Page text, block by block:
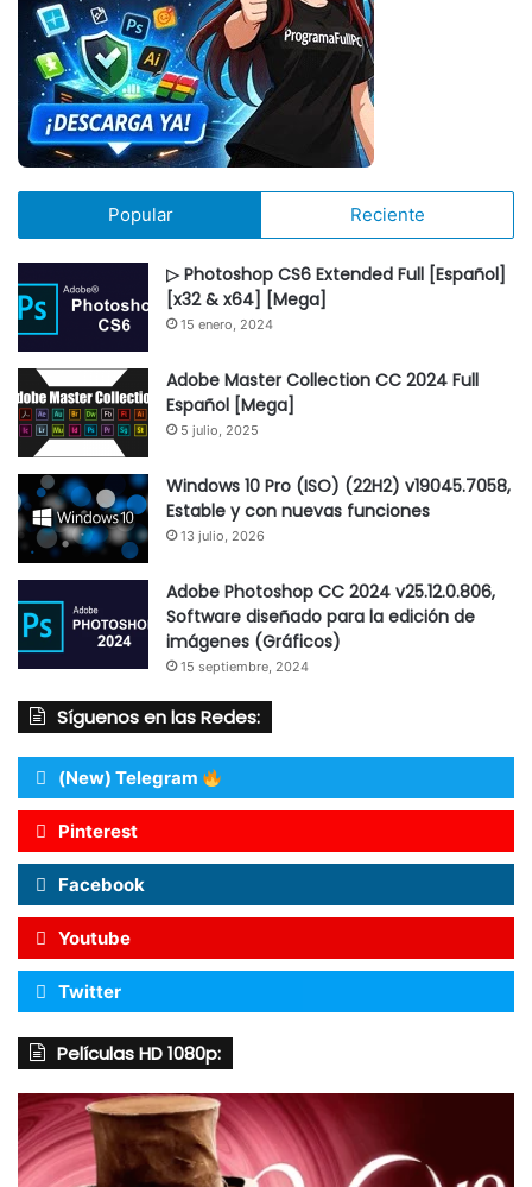
Popular Reciente
▷ Photoshop CS6 Extended Full [Español]
[x32 & x64] [Mega]
15 enero, 2024
Adobe Master Collection CC 2024 Full
Español [Mega]
5 julio, 2025
Windows 10 Pro (ISO) (22H2) v19045.7058,
Estable y con nuevas funciones
13 julio, 2026
Adobe Photoshop CC 2024 v25.12.0.806,
Software diseñado para la edición de
imágenes (Gráficos)
15 septiembre, 2024
Síguenos en las Redes:
(New) Telegram
Pinterest
Facebook
Youtube
Twitter
Películas HD 1080p: